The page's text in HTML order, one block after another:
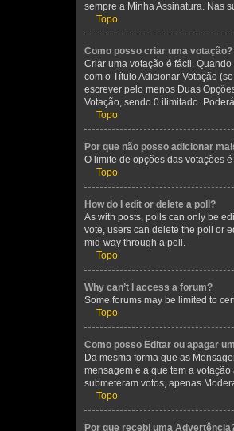
sempre a Minha Assinatura. Nas
Topo
Como posso criar uma votação?
Criar uma votação é fácil.
com o Título Adicionar Votação
escrever pelo menos Duas
Votação, sendo 0 ilimitado.
Topo
Por que não posso adicionar
O limite de opções das votações
Topo
How do I edit or delete a poll?
As with posts, polls can only be
vote, users can delete the poll or
mid-way through a poll.
Topo
Why can’t I access a forum?
Some forums may be limited to
Topo
Como posso Editar ou apagar
Da mesma forma que as
mensagem é a que tem a
submeteram votos, apenas
Topo
Por que recebi uma